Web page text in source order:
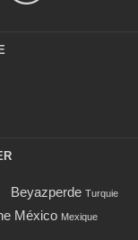
Beyazperde Turquie
México Mexique